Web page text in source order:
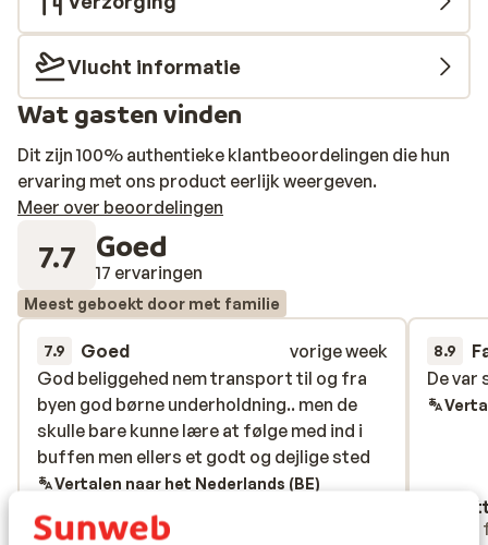
Vlucht informatie
Wat gasten vinden
Dit zijn 100% authentieke klantbeoordelingen die hun
ervaring met ons product eerlijk weergeven.
Meer over beoordelingen
7.7 Goed
17 ervaringen
Meest geboekt door met familie
7.9 Goed
vorige week
God beliggehed nem transport til og fra
byen god børne underholdning.. men de
skulle bare kunne lære at følge med ind i
buffen men ellers et godt og dejlige sted
God beliggehed nem transport til og fra
byen god børne underholdning.. men de
skulle bare kunne lære at følge med ind i
buffen men ellers et godt og dejlige sted
Vertalen naar het Nederlands (BE)
Met familie
8.9
De var
De var